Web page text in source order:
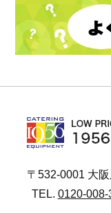
〒532-0001 大
TEL. 0120-008-